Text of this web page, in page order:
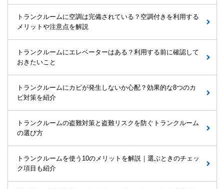
トランクルームに空調は完備されている？空調付きを利用する
メリットや注意点を解説
トランクルームにエレベーターはある？利用する前に確認して
おきたいこと
トランクルームにカビが発生しないか心配？効果的な8つのカ
ビ対策を紹介
トランクルームの盗難対策と盗難リスクを防ぐトランクルーム
の選び方
トランクルームを使う10のメリットを解説｜選ぶときのチェッ
ク項目も紹介